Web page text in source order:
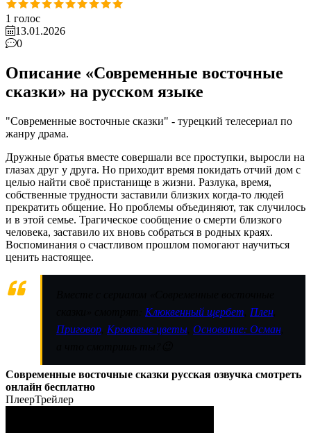
1 голос
13.01.2026
0
Описание «Современные восточные
сказки» на русском языке
"Современные восточные сказки" - турецкий телесериал по
жанру драма.
Дружные братья вместе совершали все проступки, выросли на
глазах друг у друга. Но приходит время покидать отчий дом с
целью найти своё пристанище в жизни. Разлука, время,
собственные трудности заставили близких когда-то людей
прекратить общение. Но проблемы объединяют, так случилось
и в этой семье. Трагическое сообщение о смерти близкого
человека, заставило их вновь собраться в родных краях.
Воспоминания о счастливом прошлом помогают научиться
ценить настоящее.
Клюквенный щербет Плен
Приговор Кровавые цветы Основание: Осман
Современные восточные сказки русская озвучка смотреть
онлайн бесплатно
ПлеерТрейлер